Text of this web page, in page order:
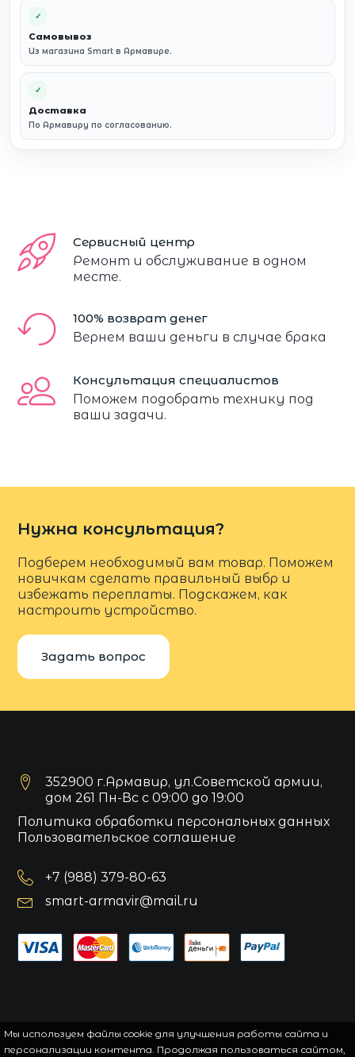
✓
Самовывоз
Из магазина Smart в Армавире.
✓
Доставка
По Армавиру по согласованию.
Сервисный центр
Ремонт и обслуживание в одном
месте.
100% возврат денег
Вернем ваши деньги в случае брака
Консультация специалистов
Поможем подобрать технику под
ваши задачи.
Нужна консультация?
Подберем необходимый вам товар. Поможем
новичкам сделать правильный выбр и
избежать переплаты. Подскажем, как
настроить устройство.
Задать вопрос
352900 г.Армавир, ул.Советской армии,
дом 261 Пн-Вс с 09:00 до 19:00
Политика обработки персональных данных
Пользовательское соглашение
+7 (988) 379-80-63
smart-armavir@mail.ru
Мы используем файлы cookie для улучшения работы сайта и
персонализации контента. Продолжая пользоваться сайтом,